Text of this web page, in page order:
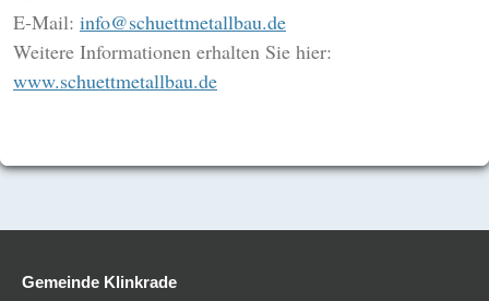
E-Mail: info@schuettmetallbau.de
Weitere Informationen erhalten Sie hier:
www.schuettmetallbau.de
Gemeinde Klinkrade